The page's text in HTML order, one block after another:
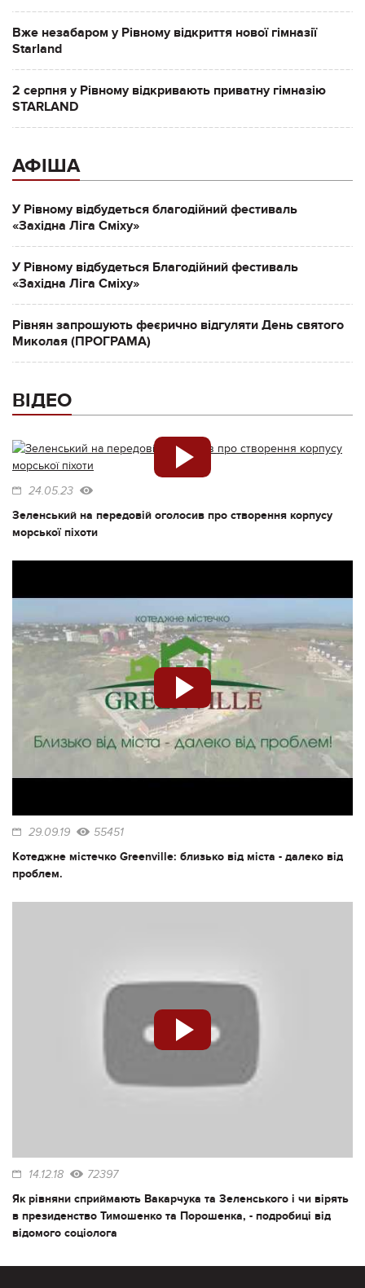
Вже незабаром у Рівному відкриття нової гімназії
Starland
2 серпня у Рівному відкривають приватну гімназію
STARLAND
АФІША
У Рівному відбудеться благодійний фестиваль
«Західна Ліга Сміху»
У Рівному відбудеться Благодійний фестиваль
«Західна Ліга Сміху»
Рівнян запрошують феєрично відгуляти День святого
Миколая (ПРОГРАМА)
ВІДЕО
24.05.23
Зеленський на передовій оголосив про створення корпусу
морської піхоти
29.09.19 55451
Котеджне містечко Greenville: близько від міста - далеко від
проблем.
14.12.18 72397
Як рівняни сприймають Вакарчука та Зеленського і чи вірять
в президенство Тимошенко та Порошенка, - подробиці від
відомого соціолога